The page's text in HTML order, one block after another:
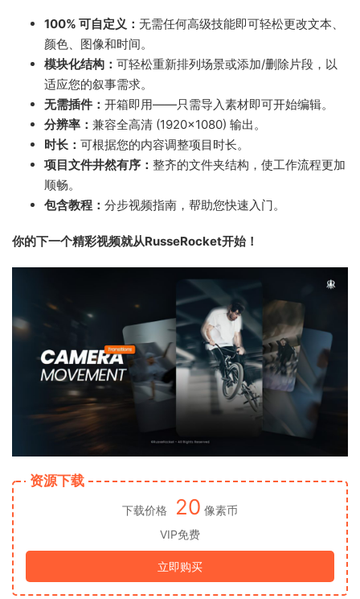
100% 可自定义： 无需任何高级技能即可轻松更改文本、
颜色、图像和时间。
模块化结构： 可轻松重新排列场景或添加/删除片段，以
适应您的叙事需求。
无需插件： 开箱即用——只需导入素材即可开始编辑。
分辨率： 兼容全高清 (1920×1080) 输出。
时长： 可根据您的内容调整项目时长。
项目文件井然有序： 整齐的文件夹结构，使工作流程更加
顺畅。
包含教程： 分步视频指南，帮助您快速入门。
你的下一个精彩视频就从RusseRocket开始！
资源下载
下载价格 20 像素币
VIP免费
立即购买